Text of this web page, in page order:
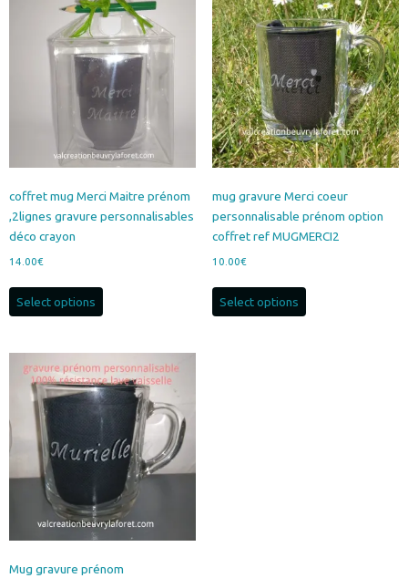
coffret mug Merci Maitre prénom
,2lignes gravure personnalisables
déco crayon
14.00€
Select options
mug gravure Merci coeur
personnalisable prénom option
coffret ref MUGMERCI2
10.00€
Select options
Mug gravure prénom